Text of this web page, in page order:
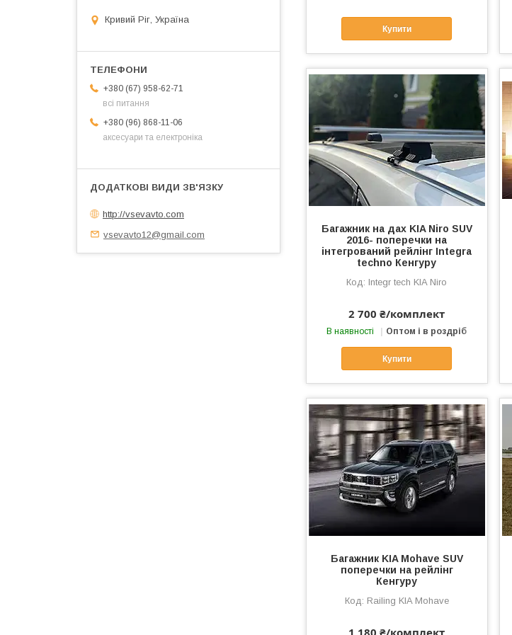
Купити
Багажник на дах KIA Niro SUV
2016- поперечки на
інтегрований рейлінг Integra
techno Кенгуру
Integr tech KIA Niro
2 700 ₴/комплект
В наявності Оптом і в роздріб
Купити
Багажник KIA Mohave SUV
поперечки на рейлінг
Кенгуру
Railing KIA Mohave
1 180 ₴/комплект
Кривий Ріг, Україна
+380 (67) 958-62-71
всі питання
+380 (96) 868-11-06
аксесуари та електроніка
http://vsevavto.com
vsevavto12@gmail.com